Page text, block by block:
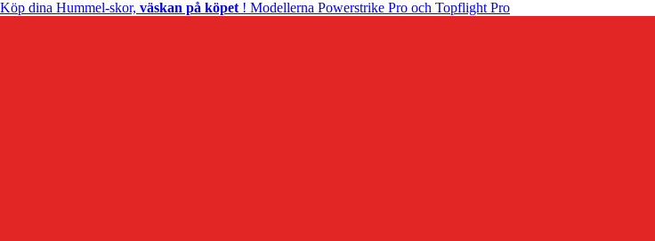
Köp dina Hummel-skor, väskan på köpet ! Modellerna Powerstrike Pro och Topflight Pro